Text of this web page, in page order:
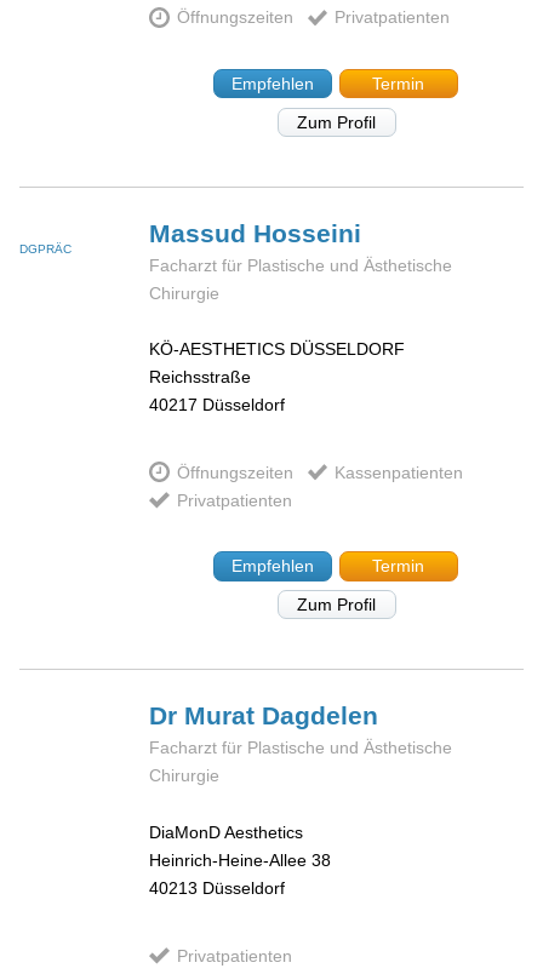
Öffnungszeiten Privatpatienten
Empfehlen
Termin
Zum Profil
DGPRÄC
Massud Hosseini
Facharzt für Plastische und Ästhetische
Chirurgie
KÖ-AESTHETICS DÜSSELDORF
Reichsstraße
40217 Düsseldorf
Öffnungszeiten
Kassenpatienten
Privatpatienten
Empfehlen
Termin
Zum Profil
Dr Murat Dagdelen
Facharzt für Plastische und Ästhetische
Chirurgie
DiaMonD Aesthetics
Heinrich-Heine-Allee 38
40213 Düsseldorf
Privatpatienten